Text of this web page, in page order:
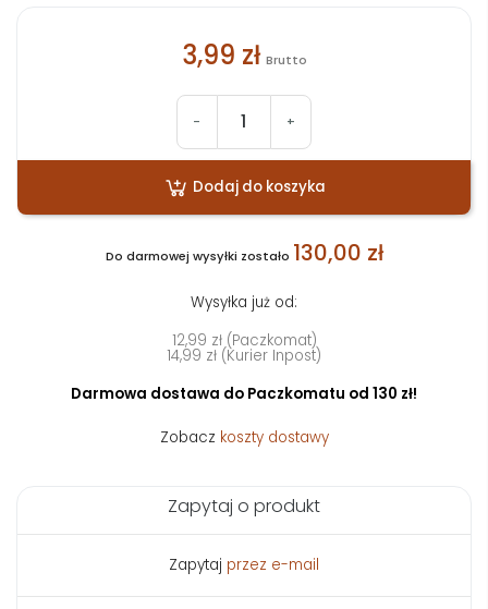
3,99 zł Brutto
- +
Dodaj do koszyka
Do darmowej wysyłki zostało 130,00 zł
Wysyłka już od:
12,99 zł (Paczkomat)
14,99 zł (Kurier Inpost)
Darmowa dostawa do Paczkomatu od 130 zł!
Zobacz koszty dostawy
Zapytaj o produkt
Zapytaj przez e-mail